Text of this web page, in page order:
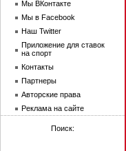
Мы ВКонтакте
Мы в Facebook
Наш Twitter
Приложение для ставок
на спорт
Контакты
Партнеры
Авторские права
Реклама на сайте
Поиск: